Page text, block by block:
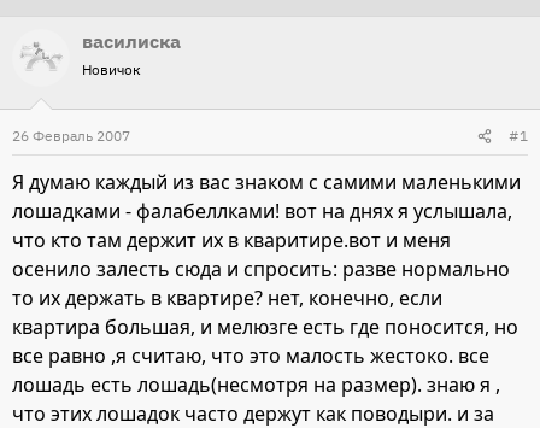
о
т
е
а
л
василиска
Новичок
26 Февраль 2007 #1
Я думаю каждый из вас знаком с самими маленькими
лошадками - фалабеллками! вот на днях я услышала,
что кто там держит их в кваритире.вот и меня
осенило залесть сюда и спросить: разве нормально
то их держать в квартире? нет, конечно, если
квартира большая, и мелюзге есть где поносится, но
все равно ,я считаю, что это малость жестоко. все
лошадь есть лошадь(несмотря на размер). знаю я ,
что этих лошадок часто держут как поводыри. и за